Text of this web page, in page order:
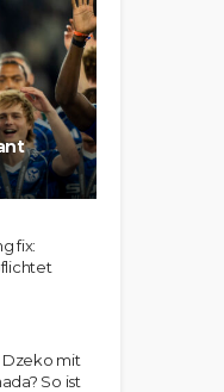
fix:
Dzeko mit
So ist